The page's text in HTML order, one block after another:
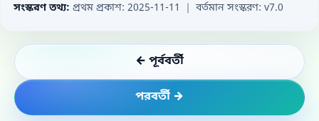
সংস্করণ তথ্য: প্রথম প্রকাশ: 2025-11-11 ｜ বর্তমান সংস্করণ: v7.0
← পূর্ববর্তী
পরবর্তী →